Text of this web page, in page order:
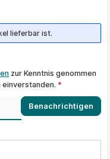
lieferbar ist.
zur Kenntnis genommen
einverstanden.*
Benachrichtigen